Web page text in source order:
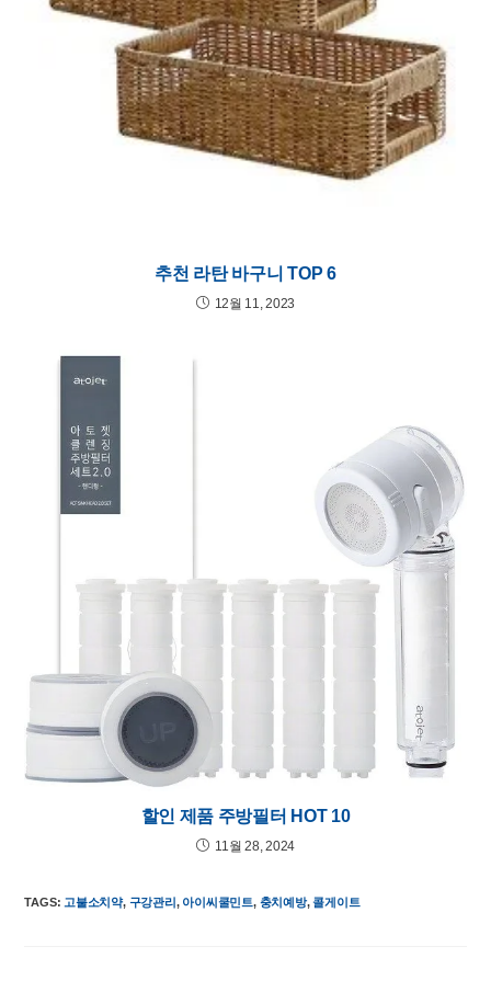
추천 라탄 바구니 TOP 6
12월 11, 2023
할인 제품 주방필터 HOT 10
11월 28, 2024
TAGS: 고불소치약, 구강관리, 아이씨쿨민트, 충치예방, 콜게이트